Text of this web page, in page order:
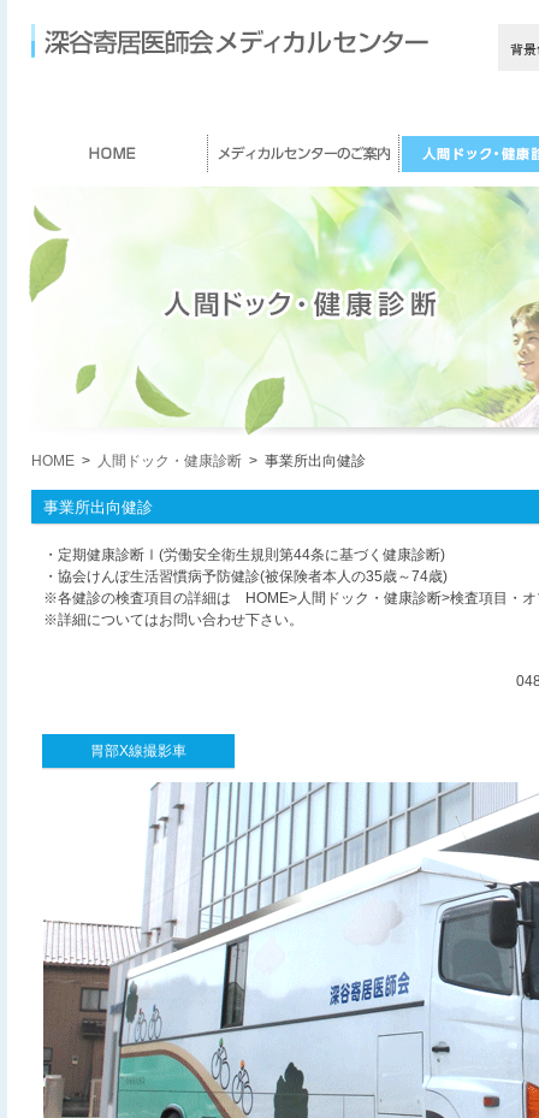
HOME> 人間ドック・健康診断> 事業所出向健診
事業所出向健診
・定期健康診断Ⅰ(労働安全衛生規則第44条に基づく健康診断)
・協会けんぽ生活習慣病予防健診(被保険者本人の35歳～74歳)
※各健診の検査項目の詳細は HOME>人間ドック・健康診断>検査項目・オ
※詳細についてはお問い合わせ下さい。
胃部X線撮影車